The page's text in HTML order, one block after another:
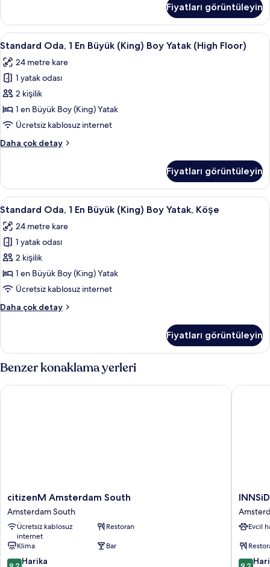
tüm
fotoğrafları
görün
Büyük
(King)
Boy
Engellilere
Uygun
daha
fazla
detay
Fiyatları görüntüleyin
Standard
Oda,
1
En
Büyük
(King)
Boy
(High
tüm
fotoğrafları
görün
Anti alerjik yatak takımı, minibar,
7
Standard Oda, 1 En Büyük (King) Boy Yatak (High Floor)
24 metre kare
1 yatak odası
2 kişilik
1 en Büyük Boy (King) Yatak
Ücretsiz kablosuz internet
Daha çok detay
Standard
Büyük
(King)
Boy
(High
Floor)
daha
fazla
detay
Fiyatları görüntüleyin
Standard
Oda,
1
En
Büyük
(King)
Boy
Köşe
fotoğrafları
görün
Standard Oda, 1 En Büyük (King)
7
Standard Oda, 1 En Büyük (King) Boy Yatak, Köşe
24 metre kare
1 yatak odası
2 kişilik
1 en Büyük Boy (King) Yatak
Ücretsiz kablosuz internet
Daha çok detay
Standard
Büyük
Boy
Köşe
Fiyatları görüntüleyin
Benzer konaklama yerleri
citizenM
Amsterdam
South
Amsterdam
South
citizenM Amsterdam South
Amsterdam South
Ücretsiz kablosuz
internet
Restoran
Klima
Bar
10
Harika
citizenM Amsterdam South
by
Meliá
South
Evcil
10